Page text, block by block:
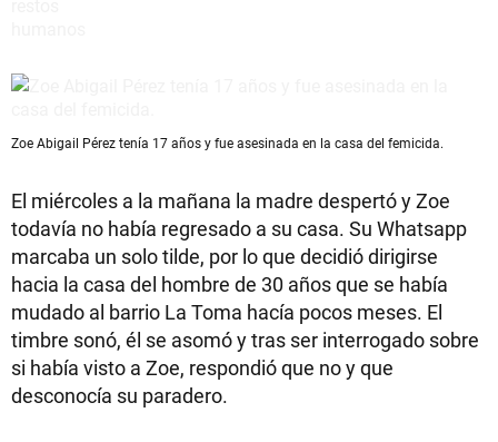
Zoe Abigail Pérez tenía 17 años y fue asesinada en la casa del femicida.
El miércoles a la mañana la madre despertó y Zoe
todavía no había regresado a su casa. Su Whatsapp
marcaba un solo tilde, por lo que decidió dirigirse
hacia la casa del hombre de 30 años que se había
mudado al barrio La Toma hacía pocos meses. El
timbre sonó, él se asomó y tras ser interrogado sobre
si había visto a Zoe, respondió que no y que
desconocía su paradero.